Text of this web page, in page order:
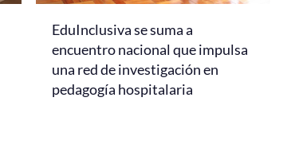
EduInclusiva se suma a
encuentro nacional que impulsa
una red de investigación en
pedagogía hospitalaria